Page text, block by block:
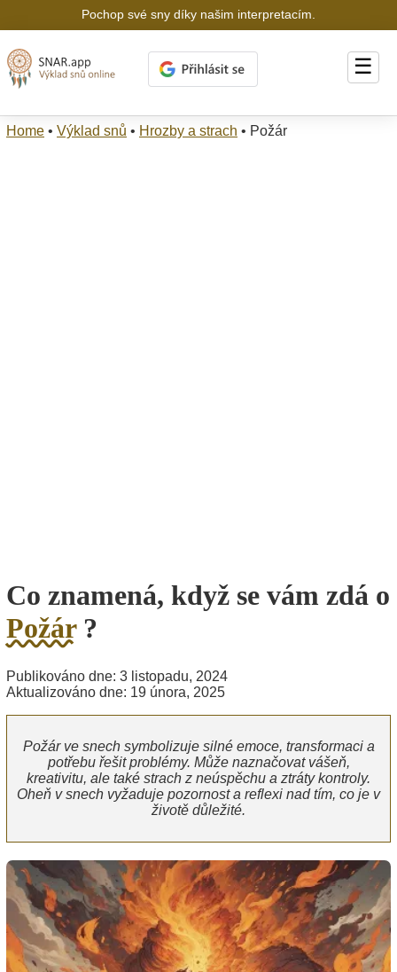
Pochop své sny díky našim interpretacím.
☰
Home • Výklad snů • Hrozby a strach • Požár
Co znamená, když se vám zdá o
Požár?
Publikováno dne: 3 listopadu, 2024
Aktualizováno dne: 19 února, 2025
Požár ve snech symbolizuje silné emoce, transformaci a
potřebu řešit problémy. Může naznačovat vášeň,
kreativitu, ale také strach z neúspěchu a ztráty kontroly.
Oheň v snech vyžaduje pozornost a reflexi nad tím, co je v
životě důležité.